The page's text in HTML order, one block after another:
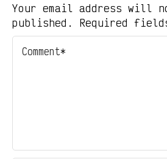
Your email address will
published. Required